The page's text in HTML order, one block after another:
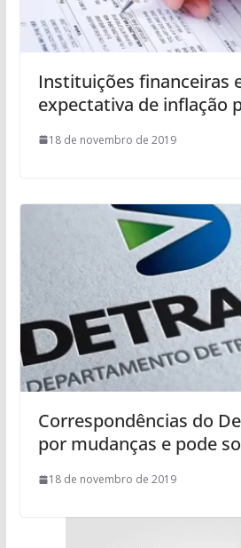
Instituições financeiras
expectativa de inflação
18 de novembro de 2019
Correspondências do
por mudanças e pode
18 de novembro de 2019